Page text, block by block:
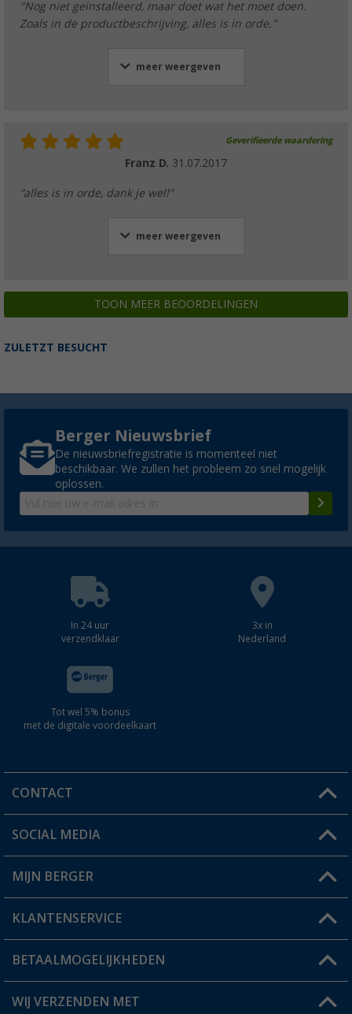
"Nog niet geïnstalleerd, maar doet wat het moet doen.
Zoals in de productbeschrijving, alles is in orde."
meer weergeven
Geverifieerde waardering
Franz D. 31.07.2017
"alles is in orde, dank je wel!"
meer weergeven
TOON MEER BEOORDELINGEN
ZULETZT BESUCHT
Berger Nieuwsbrief
De nieuwsbriefregistratie is momenteel niet
beschikbaar. We zullen het probleem zo snel mogelijk
oplossen.
In 24 uur
verzendklaar
3x in
Nederland
Tot wel 5% bonus
met de digitale voordeelkaart
CONTACT
Een vraag?
Winkel vinden
SOCIAL MEDIA
MIJN BERGER
Mijn account
Status bestelling
KLANTENSERVICE
FAQ & Contact
Verzendinformatie
BETAALMOGELIJKHEDEN
WIJ VERZENDEN MET